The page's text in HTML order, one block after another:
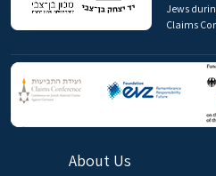
Jews
Claims
About Us